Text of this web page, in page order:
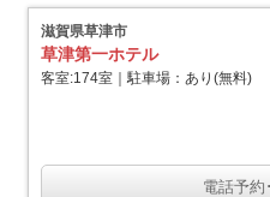
滋賀県草津市
草津第一ホテル
客室:174室｜駐車場：あり(無料)
電話予約